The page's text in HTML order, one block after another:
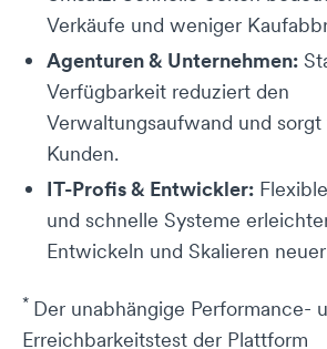
Verkäufe und weniger
Agenturen & Unternehmen:
Verfügbarkeit reduziert den
Verwaltungsaufwand und
Kunden.
IT-Profis & Entwickler:
und schnelle Systeme
Entwickeln und Skalieren
* Der unabhängige Performance-
Erreichbarkeitstest der Plattform